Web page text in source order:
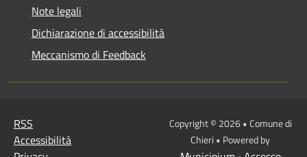
Note legali
Dichiarazione di accessibilità
Meccanismo di Feedback
RSS
Accessibilità
Copyright © 2026 • Comune di
Chieri • Powered by